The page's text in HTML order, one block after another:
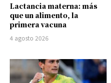
Lactancia materna: más
que un alimento, la
primera vacuna
4 agosto 2026